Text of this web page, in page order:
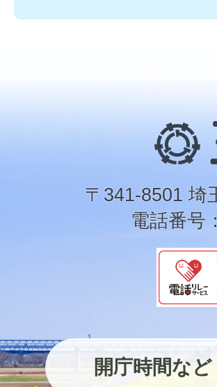
三
郷
市
〒341-8501 埼
電話番号
開庁時間など